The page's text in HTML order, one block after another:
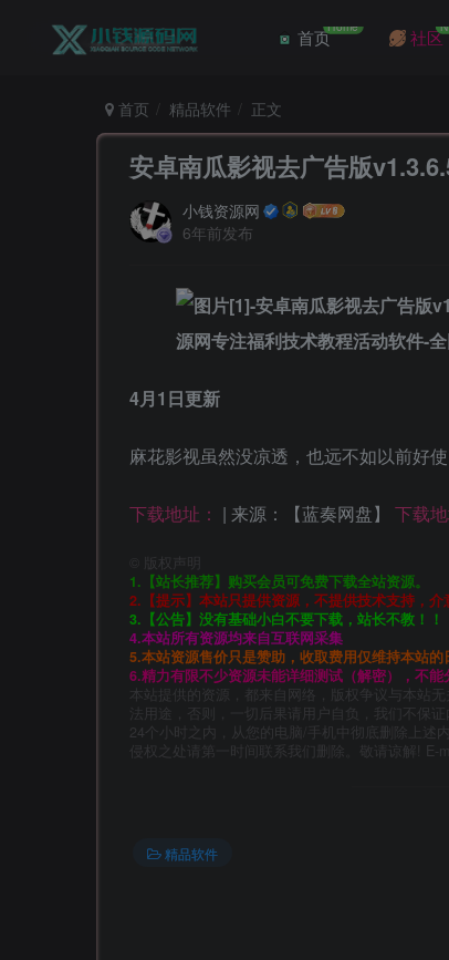
首页Home 社区
首页 精品软件 正文
安卓南瓜影视去广告版
小钱资源网
6年前发布
4月1日更新
麻花影视虽然没凉透，也远不如以前好
下载地址： | 来源：【蓝奏网盘】 下载地
版权声明
1.【站长推荐】购买会员可免费下载全站资源。
2.【提示】本站只提供资源，不提供技术支持，介
3.【公告】没有基础小白不要下载，站长不教！！
4.本站所有资源均来自互联网采集
5.本站资源售价只是赞助，收取费用仅维持本站的
6.精力有限不少资源未能详细测试（解密），不
本站提供的资源，都来自网络，版权争议与本站
法用途，否则，一切后果请用户自负，我们不保
24个小时之内，从您的电脑/手机中彻底删除上述
侵权之处请第一时间联系我们删除。敬请谅解! E-
精品软件